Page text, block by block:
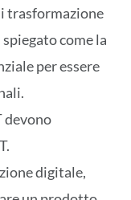
trasformazione
come la
per essere
devono
digitale,